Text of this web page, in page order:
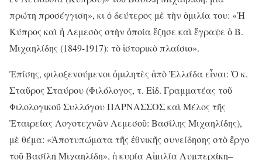
πρώτη προσέγγιση», κι ὁ δεύτερος μὲ τὴν ὁμιλία του: «Ἡ
Κύπρος καὶ ἡ Λεμεσὸς στὴν ὁποία ἔζησε καὶ ἔγραψε ὁ Β.
Μιχαηλίδης (1849-1917): τὸ ἱστορικὸ πλαίσιο».
Ἐπίσης, φιλοξενούμενοι ὁμιλητὲς ἀπὸ Ἑλλάδα εἶναι: Ὁ κ.
Σταῦρος Σταύρου (Φιλόλογος, τ. Εἰδ. Γραμματέας τοῦ
Φιλολογικοῦ Συλλόγου ΠΑΡΝΑΣΣΟΣ καὶ Μέλος τῆς
Ἑταιρείας Λογοτεχνῶν Λεμεσοῦ: Βασίλης Μιχαηλίδης),
μὲ θέμα: «Ἀποτυπώματα τῆς ἐθνικῆς συνείδησης στὸ ἔργο
τοῦ Βασίλη Μιχαηλίδη», ἡ κυρία Αἰμιλία Λυμπεράκη–